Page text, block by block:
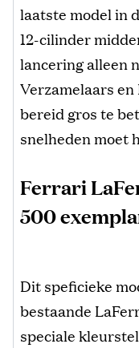
laatste model in
12-cilinder
lancering alleen
Verzamelaars
bereid gros te
snelheden moet
Ferrari
500
Dit speficieke
bestaande
speciale